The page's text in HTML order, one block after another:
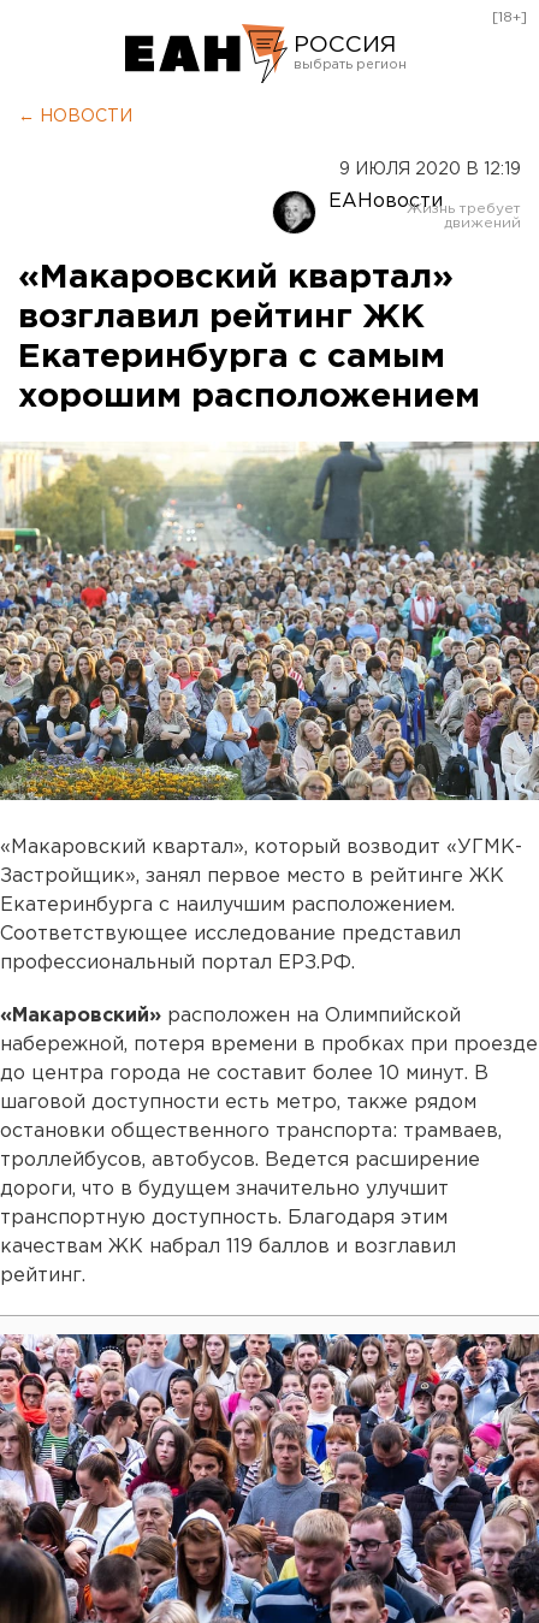
РОССИЯ
Оренбург
[18+]
← НОВОСТИ
9 ИЮЛЯ 2020 В 12:19
ЕАНовости
«Макаровский квартал»
возглавил рейтинг ЖК
Екатеринбурга с самым
хорошим расположением
«Макаровский квартал», который возводит «УГМК-
Застройщик», занял первое место в рейтинге ЖК
Екатеринбурга с наилучшим расположением.
Соответствующее исследование представил
профессиональный портал ЕРЗ.РФ.
«Макаровский» расположен на Олимпийской
набережной, потеря времени в пробках при проезде
до центра города не составит более 10 минут. В
шаговой доступности есть метро, также рядом
остановки общественного транспорта: трамваев,
троллейбусов, автобусов. Ведется расширение
дороги, что в будущем значительно улучшит
транспортную доступность. Благодаря этим
качествам ЖК набрал 119 баллов и возглавил
рейтинг.